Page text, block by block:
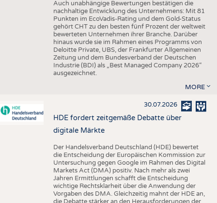
Auch unabhängige Bewertungen bestätigen die
nachhaltige Entwicklung des Unternehmens: Mit 81
Punkten im EcoVadis-Rating und dem Gold-Status
gehört CHT zu den besten fünf Prozent der weltweit
bewerteten Unternehmen ihrer Branche. Darüber
hinaus wurde sie im Rahmen eines Programms von
Deloitte Private, UBS, der Frankfurter Allgemeinen
Zeitung und dem Bundesverband der Deutschen
Industrie (BDI) als „Best Managed Company 2026“
ausgezeichnet.
MORE
30.07.2026
HDE fordert zeitgemäße Debatte über
digitale Märkte
Der Handelsverband Deutschland (HDE) bewertet
die Entscheidung der Europäischen Kommission zur
Untersuchung gegen Google im Rahmen des Digital
Markets Act (DMA) positiv. Nach mehr als zwei
Jahren Ermittlungen schafft die Entscheidung
wichtige Rechtsklarheit über die Anwendung der
Vorgaben des DMA. Gleichzeitig mahnt der HDE an,
die Debatte stärker an den Herausforderungen der